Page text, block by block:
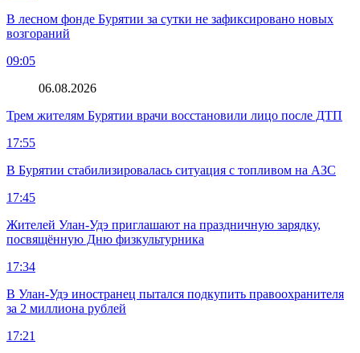
В лесном фонде Бурятии за сутки не зафиксировано новых
возгораний
09:05
06.08.2026
Трем жителям Бурятии врачи восстановили лицо после ДТП
17:55
В Бурятии стабилизировалась ситуация с топливом на АЗС
17:45
Жителей Улан-Удэ приглашают на праздничную зарядку,
посвящённую Дню физкультурника
17:34
В Улан-Удэ иностранец пытался подкупить правоохранителя
за 2 миллиона рублей
17:21